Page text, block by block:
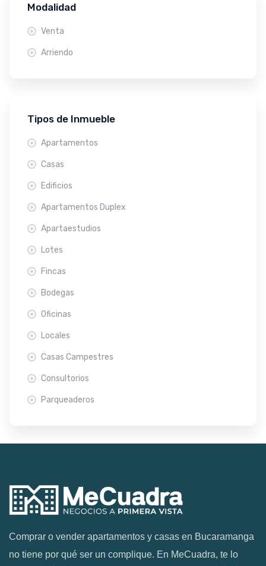
Modalidad
Venta
Arriendo
Tipos de Inmueble
Apartamentos
Casas
Edificios
Apartamentos Duplex
Apartaestudios
Lotes
Fincas
Bodegas
Oficinas
Locales
Casas Campestres
Consultorios
Parqueaderos
Comprar o vender apartamentos y casas en Bucaramanga
no tiene por qué ser un complique. En MeCuadra, te lo